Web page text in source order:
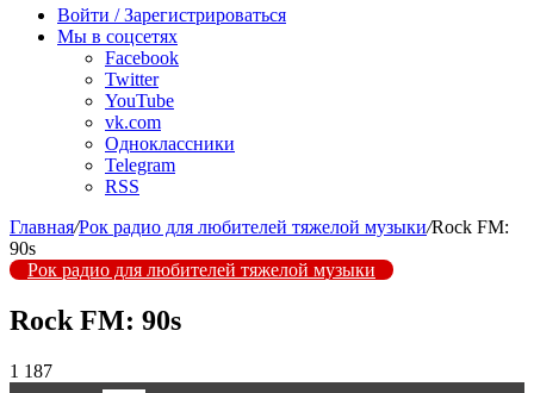
радио
Войти / Зарегистрироваться
Мы в соцсетях
Facebook
Twitter
YouTube
vk.com
Одноклассники
Telegram
RSS
Главная/Рок радио для любителей тяжелой музыки/Rock FM:
90s
Рок радио для любителей тяжелой музыки
Rock FM: 90s
1 187